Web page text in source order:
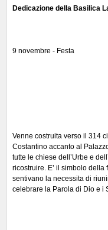
Dedicazione della Basilica
9 novembre - Festa
Venne costruita verso il 314
Costantino accanto al
tutte le chiese dell’Urbe e
ricostruire. E’ il simbolo
sentivano la necessita di
celebrare la Parola di Dio e i